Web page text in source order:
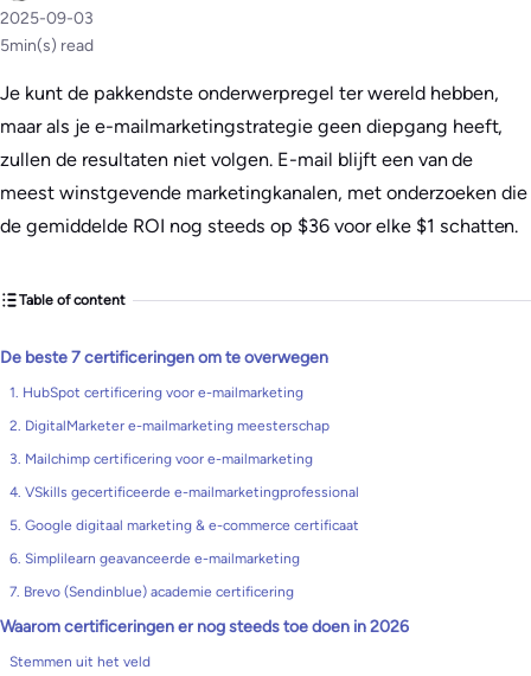
2025-09-03
5min(s) read
Je kunt de pakkendste onderwerpregel ter wereld hebben,
maar als je e-mailmarketingstrategie geen diepgang heeft,
zullen de resultaten niet volgen. E-mail blijft een van de
meest winstgevende marketingkanalen, met onderzoeken die
de gemiddelde ROI nog steeds op $36 voor elke $1 schatten.
Table of content
De beste 7 certificeringen om te overwegen
1. HubSpot certificering voor e-mailmarketing
2. DigitalMarketer e-mailmarketing meesterschap
3. Mailchimp certificering voor e-mailmarketing
4. VSkills gecertificeerde e-mailmarketingprofessional
5. Google digitaal marketing & e-commerce certificaat
6. Simplilearn geavanceerde e-mailmarketing
7. Brevo (Sendinblue) academie certificering
Waarom certificeringen er nog steeds toe doen in 2026
Stemmen uit het veld